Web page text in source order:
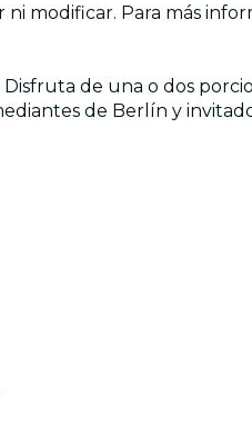
ni modificar. Para más
de una o dos
de Berlín y